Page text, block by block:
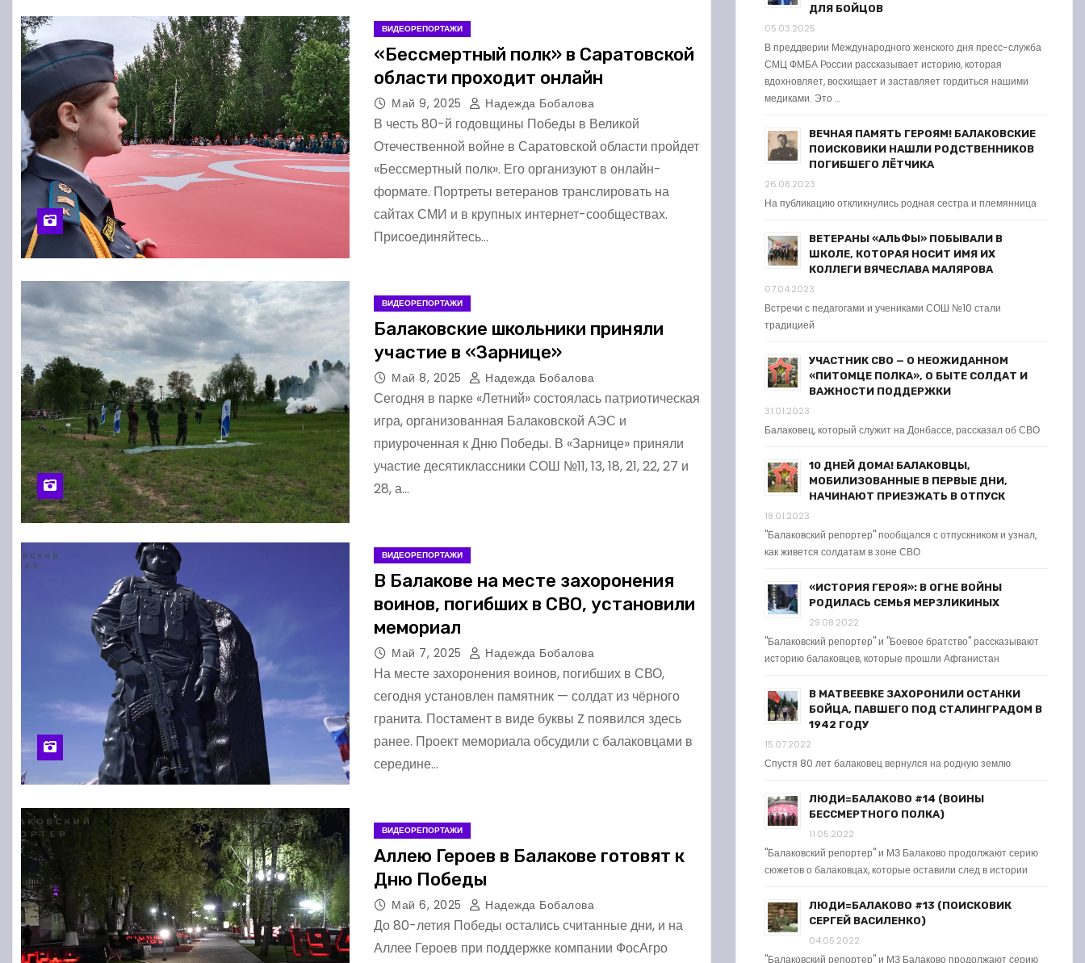
ВИДЕОРЕПОРТАЖИ
«Бессмертный полк» в Саратовской
области проходит онлайн
Май 9, 2025 Надежда Бобалова
В честь 80-й годовщины Победы в Великой
Отечественной войне в Саратовской области пройдет
«Бессмертный полк». Его организуют в онлайн-
формате. Портреты ветеранов транслировать на
сайтах СМИ и в крупных интернет-сообществах.
Присоединяйтесь…
ВИДЕОРЕПОРТАЖИ
Балаковские школьники приняли
участие в «Зарнице»
Май 8, 2025 Надежда Бобалова
Сегодня в парке «Летний» состоялась патриотическая
игра, организованная Балаковской АЭС и
приуроченная к Дню Победы. В «Зарнице» приняли
участие десятиклассники СОШ №11, 13, 18, 21, 22, 27 и
28, а…
ВИДЕОРЕПОРТАЖИ
В Балакове на месте захоронения
воинов, погибших в СВО, установили
мемориал
Май 7, 2025 Надежда Бобалова
На месте захоронения воинов, погибших в СВО,
сегодня установлен памятник — солдат из чёрного
гранита. Постамент в виде буквы Z появился здесь
ранее. Проект мемориала обсудили с балаковцами в
середине…
ВИДЕОРЕПОРТАЖИ
Аллею Героев в Балакове готовят к
Дню Победы
Май 6, 2025 Надежда Бобалова
До 80-летия Победы остались считанные дни, и на
Аллее Героев при поддержке компании ФосАгро
ДЛЯ БОЙЦОВ
05.03.2025
В преддверии Международного женского дня пресс-служба
СМЦ ФМБА России рассказывает историю, которая
вдохновляет, восхищает и заставляет гордиться нашими
медиками. Это …
ВЕЧНАЯ ПАМЯТЬ ГЕРОЯМ! БАЛАКОВСКИЕ
ПОИСКОВИКИ НАШЛИ РОДСТВЕННИКОВ
ПОГИБШЕГО ЛЁТЧИКА
26.08.2023
На публикацию откликнулись родная сестра и племянница
ВЕТЕРАНЫ «АЛЬФЫ» ПОБЫВАЛИ В
ШКОЛЕ, КОТОРАЯ НОСИТ ИМЯ ИХ
КОЛЛЕГИ ВЯЧЕСЛАВА МАЛЯРОВА
07.04.2023
Встречи с педагогами и учениками СОШ №10 стали
традицией
УЧАСТНИК СВО — О НЕОЖИДАННОМ
«ПИТОМЦЕ ПОЛКА», О БЫТЕ СОЛДАТ И
ВАЖНОСТИ ПОДДЕРЖКИ
31.01.2023
Балаковец, который служит на Донбассе, рассказал об СВО
10 ДНЕЙ ДОМА! БАЛАКОВЦЫ,
МОБИЛИЗОВАННЫЕ В ПЕРВЫЕ ДНИ,
НАЧИНАЮТ ПРИЕЗЖАТЬ В ОТПУСК
18.01.2023
"Балаковский репортер" пообщался с отпускником и узнал,
как живется солдатам в зоне СВО
«ИСТОРИЯ ГЕРОЯ»: В ОГНЕ ВОЙНЫ
РОДИЛАСЬ СЕМЬЯ МЕРЗЛИКИНЫХ
29.08.2022
"Балаковский репортер" и "Боевое братство" рассказывают
историю балаковцев, которые прошли Афганистан
В МАТВЕЕВКЕ ЗАХОРОНИЛИ ОСТАНКИ
БОЙЦА, ПАВШЕГО ПОД СТАЛИНГРАДОМ В
1942 ГОДУ
15.07.2022
Спустя 80 лет балаковец вернулся на родную землю
ЛЮДИ=БАЛАКОВО #14 (ВОИНЫ
БЕССМЕРТНОГО ПОЛКА)
11.05.2022
"Балаковский репортер" и МЗ Балаково продолжают серию
сюжетов о балаковцах, которые оставили след в истории
ЛЮДИ=БАЛАКОВО #13 (ПОИСКОВИК
СЕРГЕЙ ВАСИЛЕНКО)
04.05.2022
"Балаковский репортер" и МЗ Балаково продолжают серию